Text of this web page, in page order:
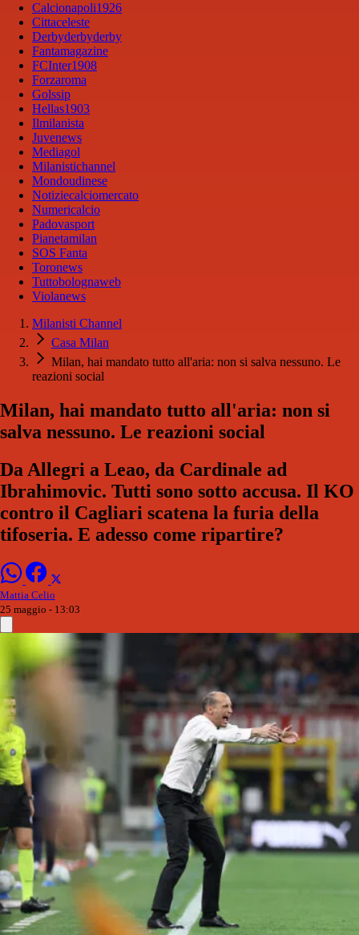
Calcionapoli1926
Cittaceleste
Derbyderbyderby
Fantamagazine
FCInter1908
Forzaroma
Golssip
Hellas1903
Ilmilanista
Juvenews
Mediagol
Milanistichannel
Mondoudinese
Notiziecalciomercato
Numericalcio
Padovasport
Pianetamilan
SOS Fanta
Toronews
Tuttobolognaweb
Violanews
Milanisti Channel
Casa Milan
Milan, hai mandato tutto all'aria: non si salva nessuno. Le
reazioni social
Milan, hai mandato tutto all'aria: non si
salva nessuno. Le reazioni social
Da Allegri a Leao, da Cardinale ad
Ibrahimovic. Tutti sono sotto accusa. Il KO
contro il Cagliari scatena la furia della
tifoseria. E adesso come ripartire?
Mattia Celio
25 maggio - 13:03